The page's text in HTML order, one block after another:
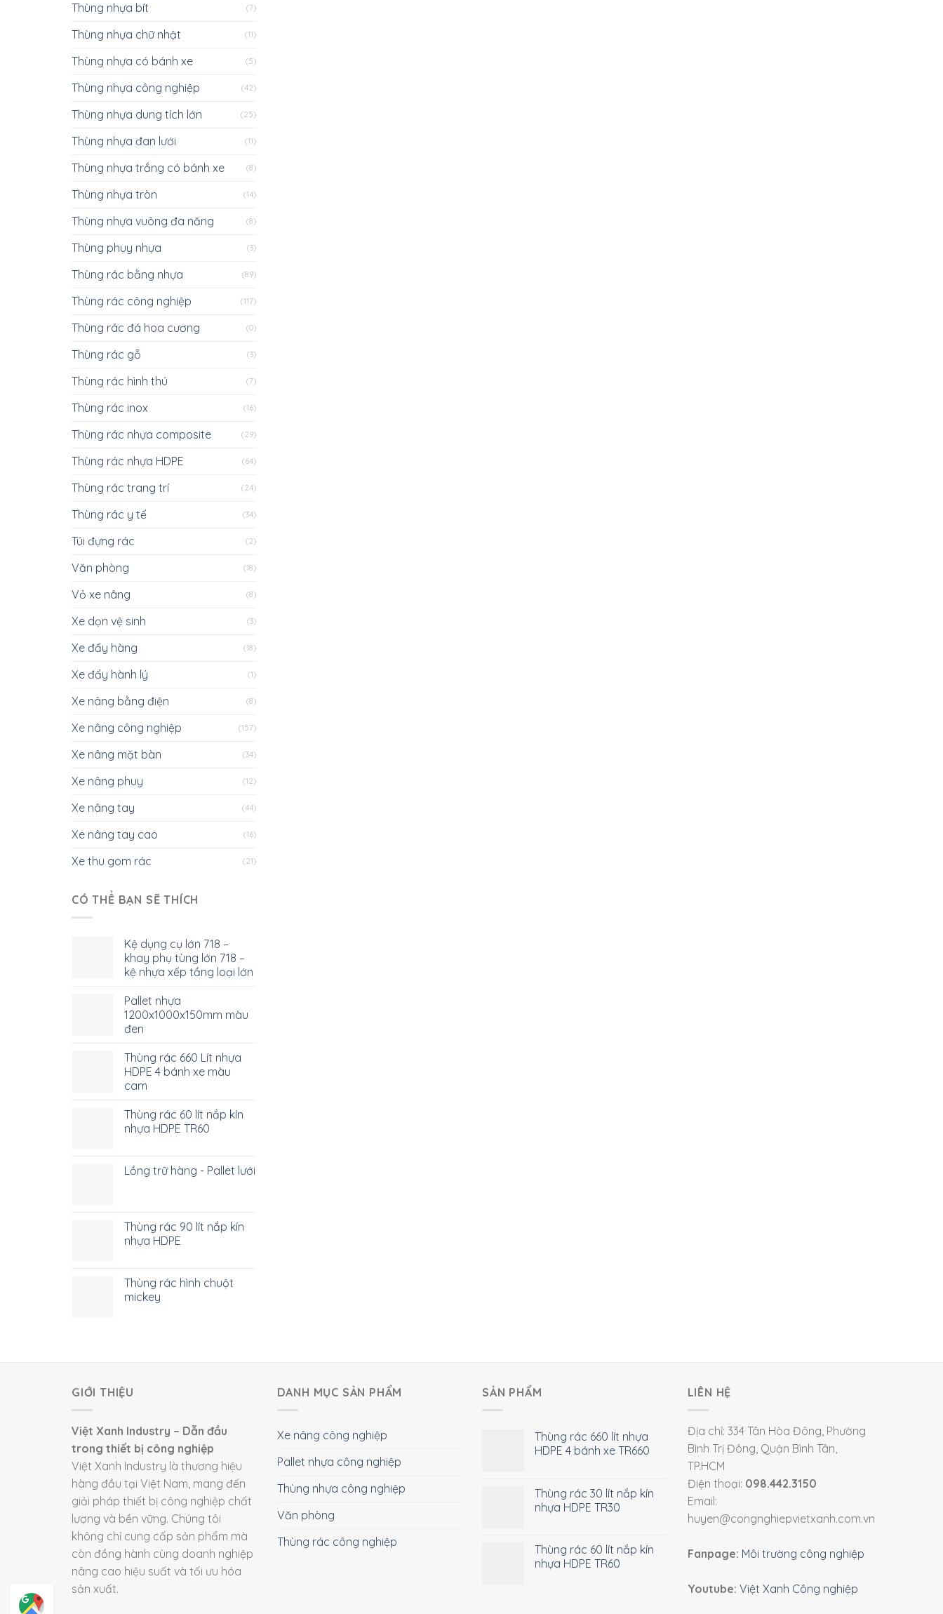
Thùng nhựa bít (7)
Thùng nhựa chữ nhật (11)
Thùng nhựa có bánh xe (5)
Thùng nhựa công nghiệp (42)
Thùng nhựa dung tích lớn (25)
Thùng nhựa đan lưới (11)
Thùng nhựa trắng có bánh xe (8)
Thùng nhựa tròn (14)
Thùng nhựa vuông đa năng (8)
Thùng phuy nhựa (3)
Thùng rác bằng nhựa (89)
Thùng rác công nghiệp (117)
Thùng rác đá hoa cương (0)
Thùng rác gỗ (3)
Thùng rác hình thú (7)
Thùng rác inox (16)
Thùng rác nhựa composite (29)
Thùng rác nhựa HDPE (64)
Thùng rác trang trí (24)
Thùng rác y tế (34)
Túi đựng rác (2)
Văn phòng (18)
Vỏ xe nâng (8)
Xe dọn vệ sinh (3)
Xe đẩy hàng (18)
Xe đẩy hành lý (1)
Xe nâng bằng điện (8)
Xe nâng công nghiệp (157)
Xe nâng mặt bàn (34)
Xe nâng phuy (12)
Xe nâng tay (44)
Xe nâng tay cao (16)
Xe thu gom rác (21)
CÓ THỂ BẠN SẼ THÍCH
Kệ dụng cụ lớn 718 –
khay phụ tùng lớn 718 –
kệ nhựa xếp tầng loại lớn
Pallet nhựa
1200x1000x150mm màu
đen
Thùng rác 660 Lít nhựa
HDPE 4 bánh xe màu
cam
Thùng rác 60 lít nắp kín
nhựa HDPE TR60
Lồng trữ hàng - Pallet lưới
Thùng rác 90 lít nắp kín
nhựa HDPE
Thùng rác hình chuột
mickey
GIỚI THIỆU
Việt Xanh Industry – Dẫn đầu
trong thiết bị công nghiệp
Việt Xanh Industry là thương hiệu
hàng đầu tại Việt Nam, mang đến
giải pháp thiết bị công nghiệp chất
lượng và bền vững. Chúng tôi
không chỉ cung cấp sản phẩm mà
còn đồng hành cùng doanh nghiệp
nâng cao hiệu suất và tối ưu hóa
sản xuất.
DANH MỤC SẢN PHẨM
Xe nâng công nghiệp
Pallet nhựa công nghiệp
Thùng nhựa công nghiệp
Văn phòng
Thùng rác công nghiệp
SẢN PHẨM
Thùng rác 660 lít nhựa
HDPE 4 bánh xe TR660
Thùng rác 30 lít nắp kín
nhựa HDPE TR30
Thùng rác 60 lít nắp kín
nhựa HDPE TR60
LIÊN HỆ
Địa chỉ: 334 Tân Hòa Đông, Phường
Bình Trị Đông, Quận Bình Tân,
TP.HCM
Điện thoại: 098.442.3150
Email:
huyen@congnghiepvietxanh.com.vn
Fanpage: Môi trường công nghiệp
Youtube: Việt Xanh Công nghiệp